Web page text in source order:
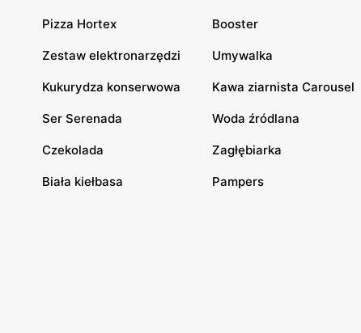
Pizza Hortex Booster
Zestaw elektronarzędzi Umywalka
Kukurydza konserwowa Kawa ziarnista Carousel
Ser Serenada Woda źródlana
Czekolada Zagłębiarka
Biała kiełbasa Pampers